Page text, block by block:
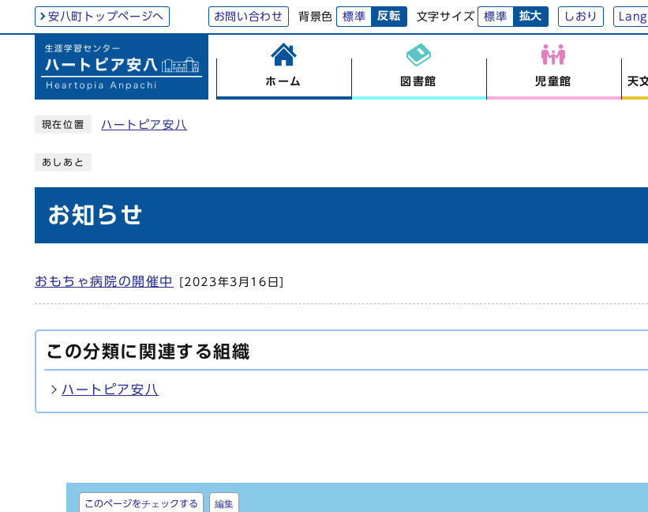
安八町トップページへ お問い合わせ 背景色 標準 反転 文字サイズ 標準 拡大 しおり
ホーム 図書館 児童館 天
現在位置 ハートピア安八
あしあと
お知らせ
おもちゃ病院の開催中 [2023年3月16日]
この分類に関連する組織
ハートピア安八
しおり
このページをチェックする 編集